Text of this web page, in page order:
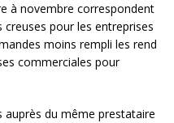
à novembre correspondent
pour les entreprises
moins rempli les rend
commerciales pour
auprès du même prestataire